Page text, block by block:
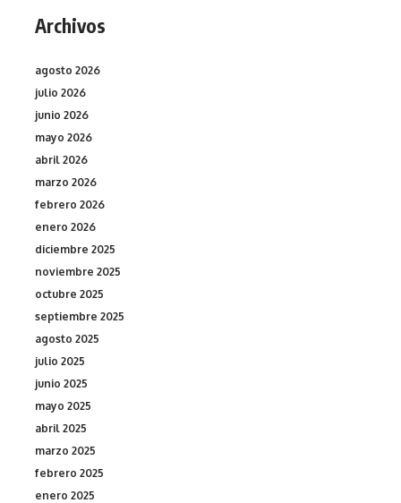
Archivos
agosto 2026
julio 2026
junio 2026
mayo 2026
abril 2026
marzo 2026
febrero 2026
enero 2026
diciembre 2025
noviembre 2025
octubre 2025
septiembre 2025
agosto 2025
julio 2025
junio 2025
mayo 2025
abril 2025
marzo 2025
febrero 2025
enero 2025